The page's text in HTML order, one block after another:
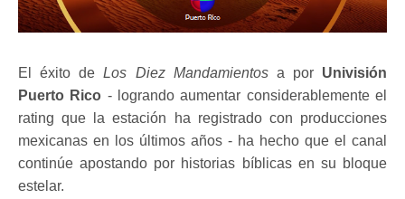
El éxito deLos Diez Mandamientosa por Univisión
Puerto Rico - logrando aumentar considerablemente el
rating que la estación ha registrado con producciones
mexicanas en los últimos años - ha hecho que el canal
continúe apostando por historias bíblicas en su bloque
estelar.